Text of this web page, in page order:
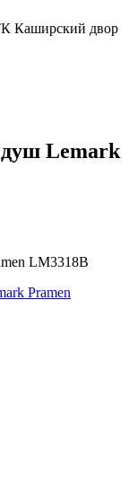
Каширский двор
душ Lemark
LM3318B